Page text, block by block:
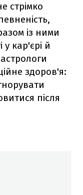
стрімко
із ними
у кар'єрі й
здоров'я:
після